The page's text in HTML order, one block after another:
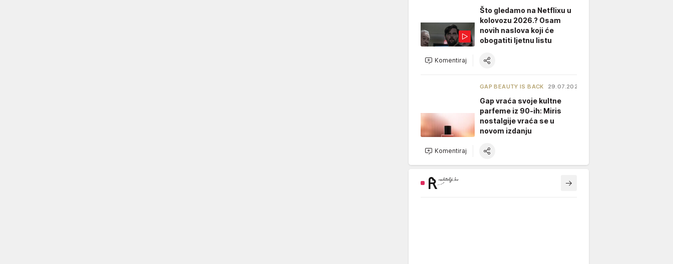
Što gledamo na Netflixu u
kolovozu 2026.? Osam
novih naslova koji će
obogatiti ljetnu listu
Komentiraj
GAP BEAUTY IS BACK 29.07.2026.
Gap vraća svoje kultne
parfeme iz 90-ih: Miris
nostalgije vraća se u
novom izdanju
Komentiraj